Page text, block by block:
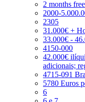
2 months
2000-
2305
31.000€ +
33.000€ -
4150-000
42.000€
adicionais;
4715-091
5780 Euros
6